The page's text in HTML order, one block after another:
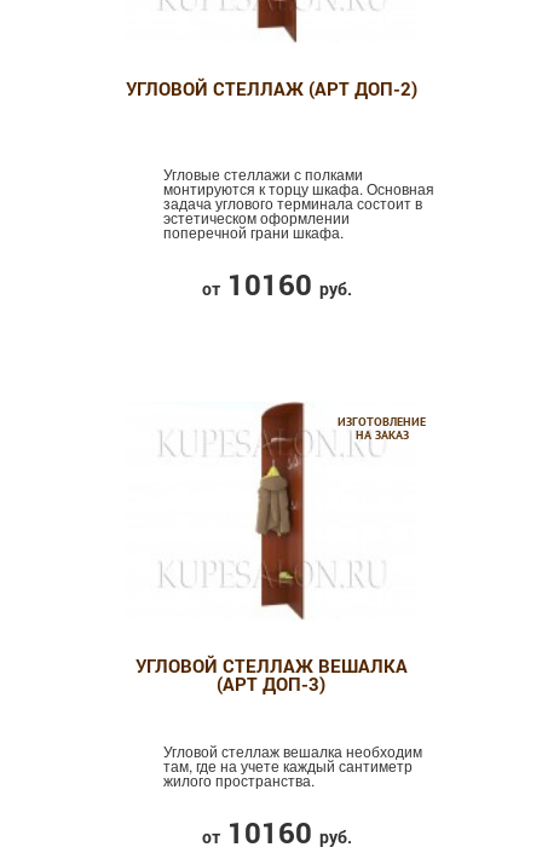
УГЛОВОЙ СТЕЛЛАЖ (АРТ ДОП-2)
Угловые стеллажи с полками
монтируются к торцу шкафа. Основная
задача углового терминала состоит в
эстетическом оформлении
поперечной грани шкафа.
от 10160 руб.
ИЗГОТОВЛЕНИЕ
НА ЗАКАЗ
УГЛОВОЙ СТЕЛЛАЖ ВЕШАЛКА
(АРТ ДОП-3)
Угловой стеллаж вешалка необходим
там, где на учете каждый сантиметр
жилого пространства.
от 10160 руб.